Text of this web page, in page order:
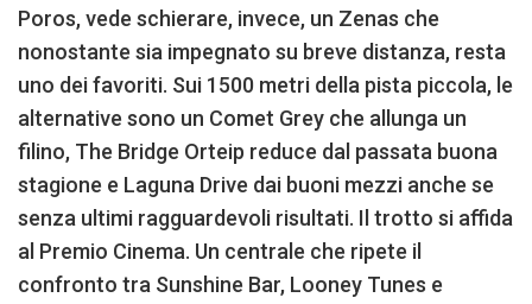
Poros, vede schierare, invece, un Zenas che
nonostante sia impegnato su breve distanza, resta
uno dei favoriti. Sui 1500 metri della pista piccola, le
alternative sono un Comet Grey che allunga un
filino, The Bridge Orteip reduce dal passata buona
stagione e Laguna Drive dai buoni mezzi anche se
senza ultimi ragguardevoli risultati. Il trotto si affida
al Premio Cinema. Un centrale che ripete il
confronto tra Sunshine Bar, Looney Tunes e